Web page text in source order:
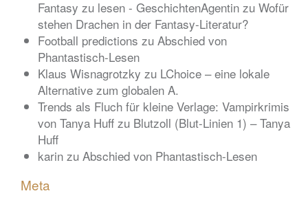
Fantasy zu lesen - GeschichtenAgentin zu Wofür
stehen Drachen in der Fantasy-Literatur?
Football predictions zu Abschied von
Phantastisch-Lesen
Klaus Wisnagrotzky zu LChoice – eine lokale
Alternative zum globalen A.
Trends als Fluch für kleine Verlage: Vampirkrimis
von Tanya Huff zu Blutzoll (Blut-Linien 1) – Tanya
Huff
karin zu Abschied von Phantastisch-Lesen
Meta